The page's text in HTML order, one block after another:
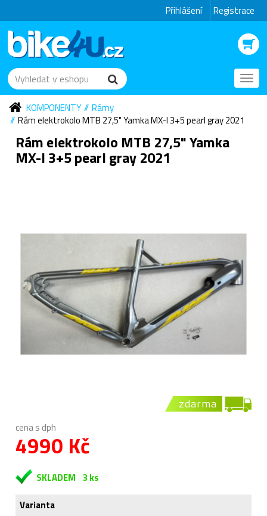
Přihlášení Registrace
KOMPONENTY
Rámy
Rám elektrokolo MTB 27,5" Yamka MX-I 3+5 pearl gray 2021
Rám elektrokolo MTB 27,5" Yamka
MX-I 3+5 pearl gray 2021
zdarma
cena s dph
4990 Kč
SKLADEM 3 ks
Varianta